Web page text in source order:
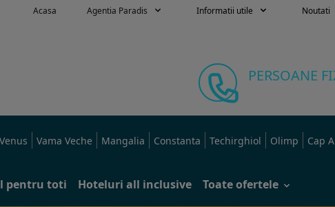
Acasa Agentia Paradis Informatii utile Noutati
PERSOANE
Venus Vama Veche Mangalia Constanta Techirghiol Olimp Cap
pentru toti Hoteluri all inclusive Toate ofertele